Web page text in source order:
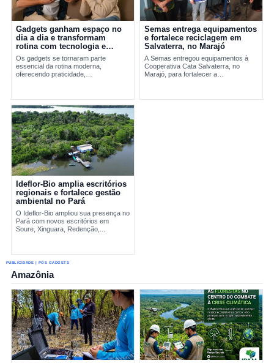
Gadgets ganham espaço no
dia a dia e transformam
rotina com tecnologia e
praticidade
Os gadgets se tornaram parte
essencial da rotina moderna,
oferecendo praticidade,
dispositivos vai do Walkman aos
smartphones...
Semas entrega equipamentos
e fortalece reciclagem em
Salvaterra, no Marajó
A Semas entregou equipamentos à
Cooperativa Cata Salvaterra, no
Marajó, para fortalecer a
Ideflor-Bio amplia escritórios
regionais e fortalece gestão
ambiental no Pará
O Ideflor-Bio ampliou sua presença no
Pará com novos escritórios em
Soure, Xinguara, Redenção,...
PUBLICIDADE | PÓS GADGETS
Amazônia